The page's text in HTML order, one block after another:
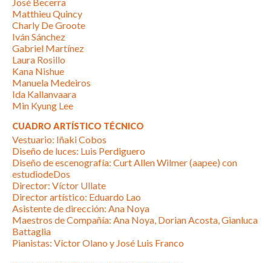
Matthieu Quincy
Charly De Groote
Iván Sánchez
Gabriel Martínez
Laura Rosillo
Kana Nishue
Manuela Medeiros
Ida Kallanvaara
Min Kyung Lee
CUADRO ARTÍSTICO TÉCNICO
Vestuario: Iñaki Cobos
Diseño de luces: Luis Perdiguero
Diseño de escenografía: Curt Allen Wilmer (aapee) con
estudiodeDos
Director: Víctor Ullate
Director artístico: Eduardo Lao
Asistente de dirección: Ana Noya
Maestros de Compañía: Ana Noya, Dorian Acosta, Gianluca
Battaglia
Pianistas: Víctor Olano y José Luis Franco